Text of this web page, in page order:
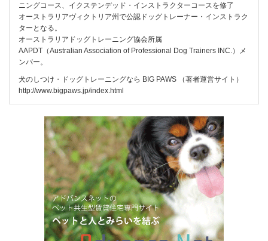
ニングコース、イクステンデッド・インストラクターコースを修了
オーストラリアヴィクトリア州で公認ドッグトレーナー・インストラク
ターとなる。
オーストラリアドッグトレーニング協会所属
AAPDT（Australian Association of Professional Dog Trainers INC.）メ
ンバー。
犬のしつけ・ドッグトレーニングなら BIG PAWS （著者運営サイト）
http://www.bigpaws.jp/index.html